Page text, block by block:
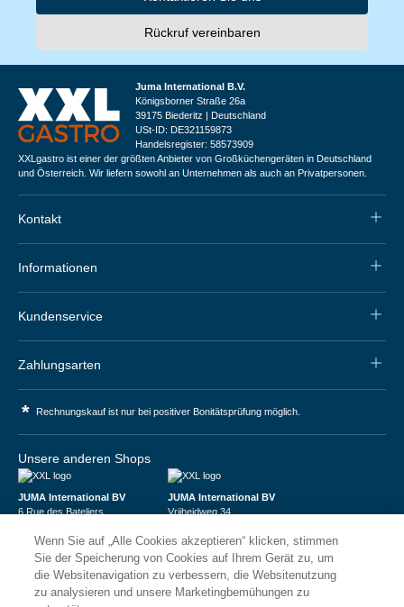
Rückruf vereinbaren
Juma International B.V.
Königsborner Straße 26a
39175 Biederitz | Deutschland
USt-ID: DE321159873
Handelsregister: 58573909
XXLgastro ist einer der größten Anbieter von Großküchengeräten in Deutschland
und Österreich. Wir liefern sowohl an Unternehmen als auch an Privatpersonen.
Kontakt
Informationen
Kundenservice
Zahlungsarten
* Rechnungskauf ist nur bei positiver Bonitätsprüfung möglich.
Unsere anderen Shops
JUMA International BV
6 Rue des Bateliers
Numéro de TVA : FR59815313275
Numéro Siren : 815313275
JUMA International BV
Vrijheidweg 34
BTW: NL853095048B01
K.V.K.: 58573909
Wenn Sie auf „Alle Cookies akzeptieren“ klicken, stimmen
Sie der Speicherung von Cookies auf Ihrem Gerät zu, um
die Websitenavigation zu verbessern, die Websitenutzung
zu analysieren und unsere Marketingbemühungen zu